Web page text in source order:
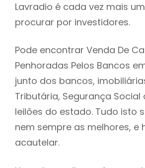
Lavradio é cada vez mais
procurar por investidores.
Pode encontrar Venda De
Penhoradas Pelos Bancos
junto dos bancos,
Tributária, Segurança Social
leilões do estado. Tudo isto
nem sempre as melhores, e
acautelar.